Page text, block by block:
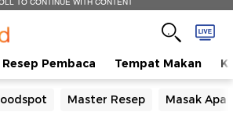
Resep Pembaca Tempat Makan
Master Resep Masak Apa